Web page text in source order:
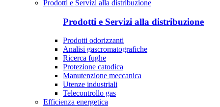
Prodotti e Servizi alla distribuzione
Prodotti e Servizi alla distribuzione
Prodotti odorizzanti
Analisi gascromatografiche
Ricerca fughe
Protezione catodica
Manutenzione meccanica
Utenze industriali
Telecontrollo gas
Efficienza energetica